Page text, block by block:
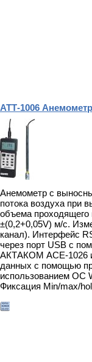
АТТ-1006 Анемометр
Анемометр с
потока воздуха при
объема проходящего
±(0,2+0,05V) м/с.
канал). Интерфейс
через порт USB с
АКТАКОМ АСЕ-1026 и
данных с помощью
использованием ОС
Фиксация Min/max/